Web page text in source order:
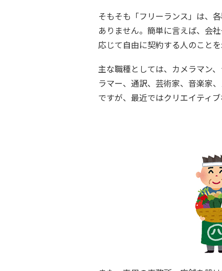
そもそも「フリーランス」は、
ありません。簡単に言えば、会
応じて自由に契約する人のことを
主な職種としては、カメラマン
ラマー、通訳、芸術家、音楽家
ですが、最近ではクリエイティ